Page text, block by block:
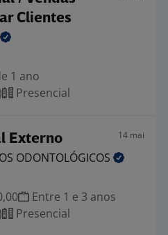
Clientes
1 ano
Presencial
Externo 14 mai
ODONTOLÓGICOS
Entre 1 e 3 anos
Presencial